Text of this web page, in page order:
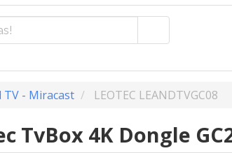
TV - Miracast LEOTEC LEANDTVGC08
TvBox 4K Dongle